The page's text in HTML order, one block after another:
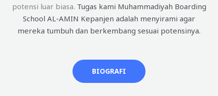
potensi luar biasa. Tugas kami Muhammadiyah Boarding
School AL-AMIN Kepanjen adalah menyirami agar
mereka tumbuh dan berkembang sesuai potensinya.
BIOGRAFI